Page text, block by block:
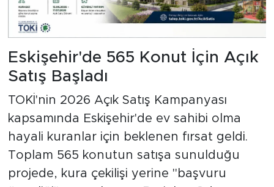
Eskişehir'de 565 Konut İçin Açık
Satış Başladı
TOKİ'nin 2026 Açık Satış Kampanyası
kapsamında Eskişehir'de ev sahibi olma
hayali kuranlar için beklenen fırsat geldi.
Toplam 565 konutun satışa sunulduğu
projede, kura çekilişi yerine "başvuru